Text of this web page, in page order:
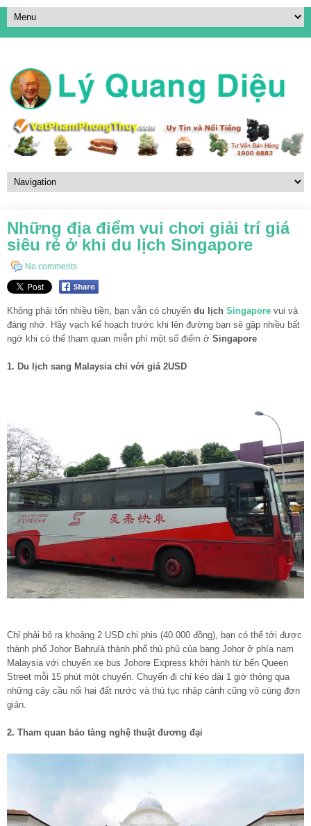
Những địa điểm vui chơi giải trí giá
siêu rẻ ở khi du lịch Singapore
No comments
Không phải tốn nhiều tiền, bạn vẫn có chuyến du lịch Singapore vui và
đáng nhớ. Hãy vạch kế hoạch trước khi lên đường bạn sẽ gặp nhiều bất
ngờ khi có thể tham quan miễn phí một số điểm ở Singapore
1. Du lịch sang Malaysia chỉ với giá 2USD
Chỉ phải bỏ ra khoảng 2 USD chi phis (40.000 đồng), bạn có thể tới được
thành phố Johor Bahru là thành phố thủ phủ của bang Johor ở phía nam
Malaysia với chuyến xe bus Johore Express khởi hành từ bến Queen
Street mỗi 15 phút một chuyến. Chuyến đi chỉ kéo dài 1 giờ thông qua
những cây cầu nối hai đất nước và thủ tục nhập cảnh cũng vô cùng đơn
giản.
2. Tham quan bảo tàng nghệ thuật đương đại